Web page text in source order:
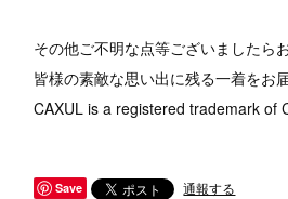
その他ご不明な点等ございましたら
皆様の素敵な思い出に残る一着をお
CAXUL is a registered trademark of
Save 通報する